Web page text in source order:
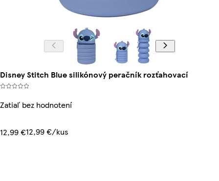
Disney Stitch Blue silikónový peračník rozťahovací
Zatiaľ bez hodnotení
12,99 €12,99 €/kus